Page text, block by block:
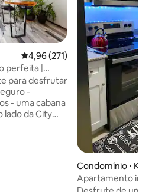
4,96 de uma avaliação média de
4,96 (271)
perfeita |
para desfrutar
-
- uma cabana
lado da City
Condomínio ⋅
Apartamento
com piscina e